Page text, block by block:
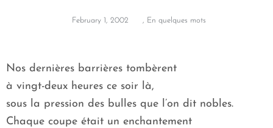
February 1, 2002 , En quelques mots
Nos dernières barrières tombèrent
à vingt-deux heures ce soir là,
sous la pression des bulles que l’on dit nobles.
Chaque coupe était un enchantement